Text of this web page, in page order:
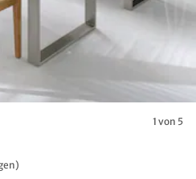
1 von 5
)